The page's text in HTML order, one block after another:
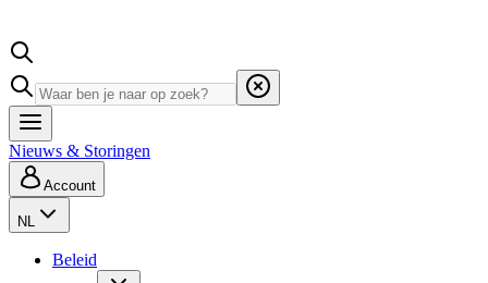
Nieuws & Storingen
Account
NL
Beleid